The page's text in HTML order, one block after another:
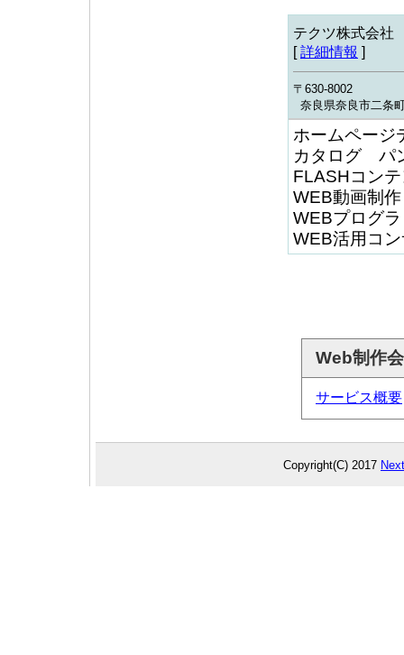
テクツ株式会社
[詳細情報 ]
〒630-8002
奈良県奈良市二条
ホームページ
カタログ パ
FLASHコン
WEB動画制作
WEBプログ
WEB活用コ
Web制作
サービス概要
Copyright(C) 2017